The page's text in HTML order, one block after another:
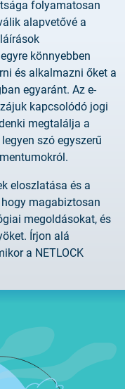
folyamatosan
alapvetővé a
könnyebben
és alkalmazni őket a
egyaránt. Az e-
kapcsolódó jogi
megtalálja a
szó egyszerű
eloszlatása és a
magabiztosan
megoldásokat, és
Írjon alá
a NETLOCK